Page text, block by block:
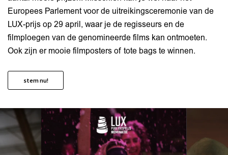
Europees Parlement voor de uitreikingsceremonie van de
LUX-prijs op 29 april, waar je de regisseurs en de
filmploegen van de genomineerde films kan ontmoeten.
Ook zijn er mooie filmposters of tote bags te winnen.
stem nu!
Overslaan